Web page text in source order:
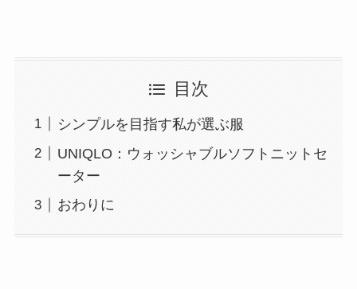
目次
シンプルを目指す私が選ぶ服
UNIQLO：ウォッシャブルソフトニットセ
ーター
おわりに